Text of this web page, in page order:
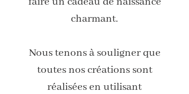
charmant.
Nous tenons à souligner que
toutes nos créations sont
réalisées en utilisant